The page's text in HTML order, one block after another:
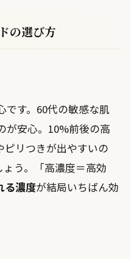
の選び方
です。60代の敏感な肌
が安心。10%前後の高
リつきが出やすいの
う。「高濃度＝高効
る濃度が結局いちばん効